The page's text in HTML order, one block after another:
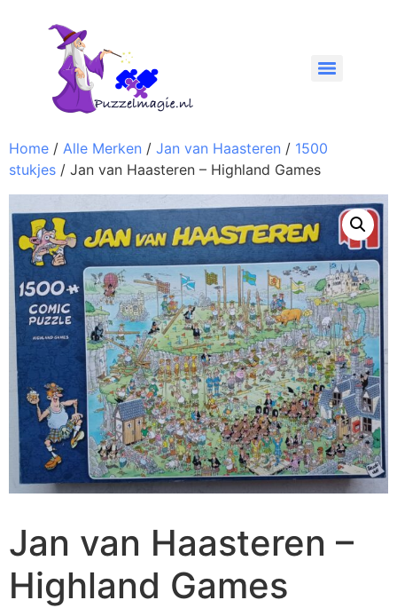
Home / Alle Merken / Jan van Haasteren / 1500
stukjes / Jan van Haasteren – Highland Games
Jan van Haasteren –
Highland Games